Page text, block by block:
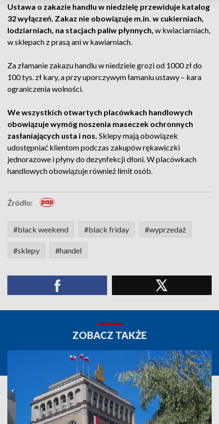
Ustawa o zakazie handlu w niedzielę przewiduje katalog
32 wyłączeń. Zakaz nie obowiązuje m.in. w cukierniach,
lodziarniach, na stacjach paliw płynnych, w kwiaciarniach,
w sklepach z prasą ani w kawiarniach.
Za złamanie zakazu handlu w niedziele grozi od 1000 zł do
100 tys. zł kary, a przy uporczywym łamaniu ustawy – kara
ograniczenia wolności.
We wszystkich otwartych placówkach handlowych
obowiązuje wymóg noszenia maseczek ochronnych
zasłaniających usta i nos. Sklepy mają obowiązek
udostępniać klientom podczas zakupów rękawiczki
jednorazowe i płyny do dezynfekcji dłoni. W placówkach
handlowych obowiązuje również limit osób.
Źródło:
#black weekend #black friday #wyprzedaż
#sklepy #handel
ZOBACZ TAKŻE